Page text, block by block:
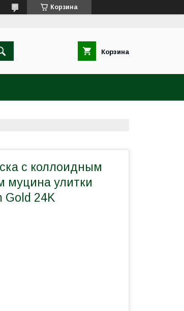
Корзина
Корзина
с коллоидным
муцина улитки
Gold 24K